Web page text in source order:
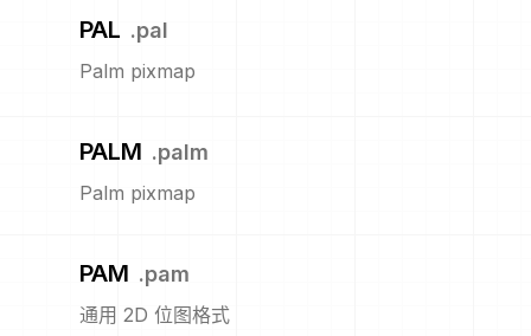
PAL .pal
Palm pixmap
PALM .palm
Palm pixmap
PAM .pam
通用 2D 位图格式